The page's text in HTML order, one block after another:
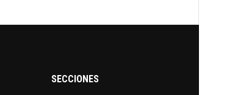
SECCIONES